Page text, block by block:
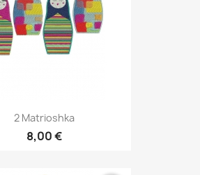
2 Matrioshka
8,00 €